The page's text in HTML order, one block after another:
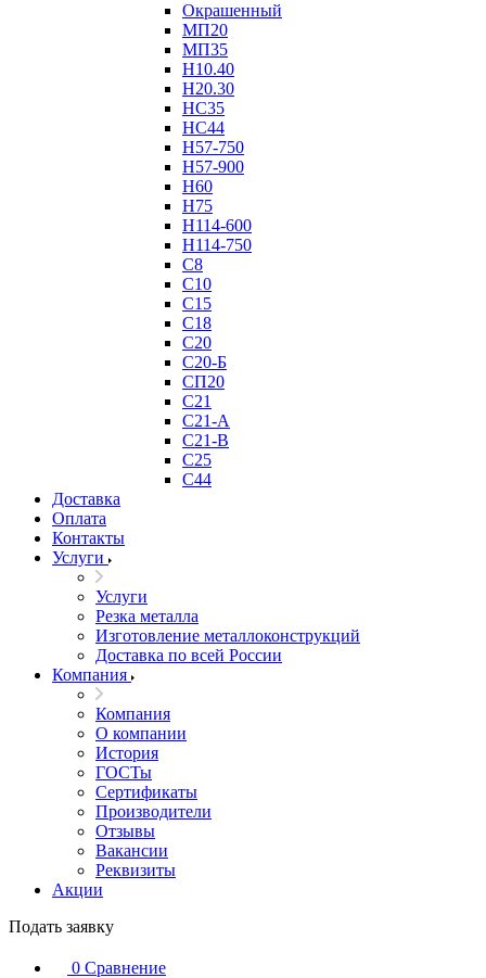
Окрашенный
МП20
МП35
Н10.40
Н20.30
НС35
НС44
Н57-750
Н57-900
Н60
Н75
Н114-600
Н114-750
С8
С10
С15
С18
С20
С20-Б
СП20
С21
С21-А
С21-В
С25
С44
Доставка
Оплата
Контакты
Услуги
Услуги
Резка металла
Изготовление металлоконструкций
Доставка по всей России
Компания
Компания
О компании
История
ГОСТы
Сертификаты
Производители
Отзывы
Вакансии
Реквизиты
Акции
Подать заявку
0 Сравнение